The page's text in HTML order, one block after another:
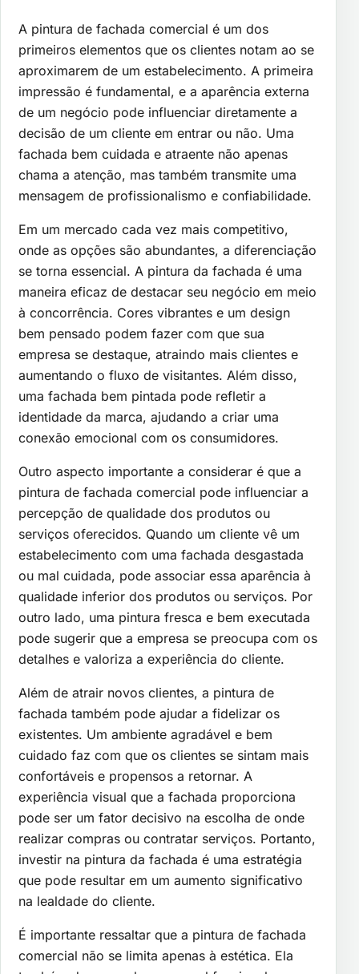
A pintura de fachada comercial é um dos
primeiros elementos que os clientes notam ao se
aproximarem de um estabelecimento. A primeira
impressão é fundamental, e a aparência externa
de um negócio pode influenciar diretamente a
decisão de um cliente em entrar ou não. Uma
fachada bem cuidada e atraente não apenas
chama a atenção, mas também transmite uma
mensagem de profissionalismo e confiabilidade.
Em um mercado cada vez mais competitivo,
onde as opções são abundantes, a diferenciação
se torna essencial. A pintura da fachada é uma
maneira eficaz de destacar seu negócio em meio
à concorrência. Cores vibrantes e um design
bem pensado podem fazer com que sua
empresa se destaque, atraindo mais clientes e
aumentando o fluxo de visitantes. Além disso,
uma fachada bem pintada pode refletir a
identidade da marca, ajudando a criar uma
conexão emocional com os consumidores.
Outro aspecto importante a considerar é que a
pintura de fachada comercial pode influenciar a
percepção de qualidade dos produtos ou
serviços oferecidos. Quando um cliente vê um
estabelecimento com uma fachada desgastada
ou mal cuidada, pode associar essa aparência à
qualidade inferior dos produtos ou serviços. Por
outro lado, uma pintura fresca e bem executada
pode sugerir que a empresa se preocupa com os
detalhes e valoriza a experiência do cliente.
Além de atrair novos clientes, a pintura de
fachada também pode ajudar a fidelizar os
existentes. Um ambiente agradável e bem
cuidado faz com que os clientes se sintam mais
confortáveis e propensos a retornar. A
experiência visual que a fachada proporciona
pode ser um fator decisivo na escolha de onde
realizar compras ou contratar serviços. Portanto,
investir na pintura da fachada é uma estratégia
que pode resultar em um aumento significativo
na lealdade do cliente.
É importante ressaltar que a pintura de fachada
comercial não se limita apenas à estética. Ela